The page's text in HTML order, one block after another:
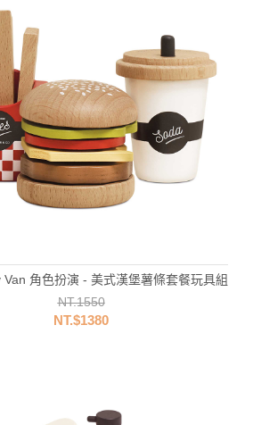
Van 角色扮演 - 美式漢堡薯條套餐玩具組
NT.1550
NT.$1380